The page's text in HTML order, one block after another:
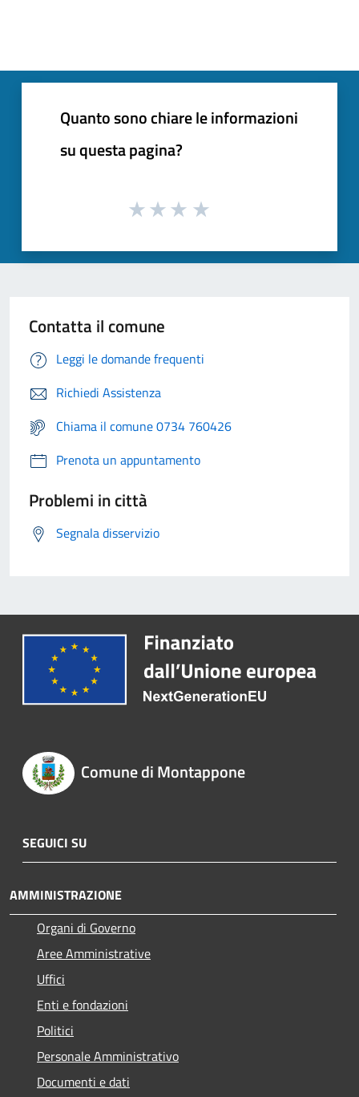
Quanto sono chiare le informazioni
su questa pagina?
Contatta il comune
Leggi le domande frequenti
Richiedi Assistenza
Chiama il comune 0734 760426
Prenota un appuntamento
Problemi in città
Segnala disservizio
Comune di Montappone
SEGUICI SU
AMMINISTRAZIONE
Organi di Governo
Aree Amministrative
Uffici
Enti e fondazioni
Politici
Personale Amministrativo
Documenti e dati